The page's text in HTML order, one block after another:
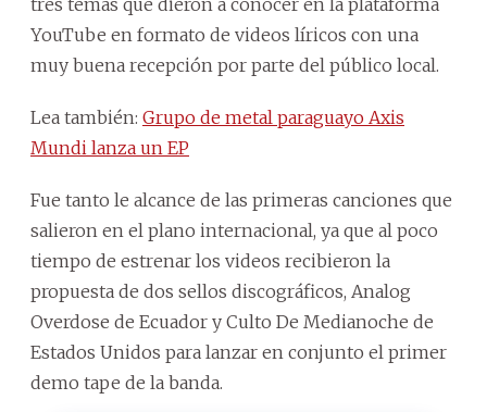
YouTube en formato de videos líricos con una
muy buena recepción por parte del público local.
Lea también: Grupo de metal paraguayo Axis
Mundi lanza un EP
Fue tanto le alcance de las primeras canciones que
salieron en el plano internacional, ya que al poco
tiempo de estrenar los videos recibieron la
propuesta de dos sellos discográficos, Analog
Overdose de Ecuador y Culto De Medianoche de
Estados Unidos para lanzar en conjunto el primer
demo tape de la banda.